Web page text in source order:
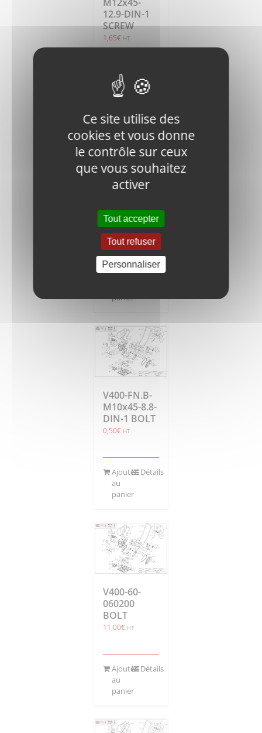
12.9-DIN-1
SCREW
1,65€ HT
Ajouter
au
Détails
M12-DIN-1
LOCK NUT
0,55€ HT
Ajouter
panier
Détails
V400-FN.B-
M10x45-8.8-
DIN-1 BOLT
0,50€ HT
Ajouter
au
panier
Détails
V400-60-
060200
BOLT
11,00€ HT
Ajouter
au
panier
Détails
Ce site utilise des
cookies et vous donne
le contrôle sur ceux
que vous souhaitez
activer
Tout accepter
Tout refuser
Personnaliser